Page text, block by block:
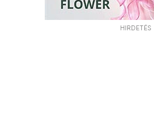
HIRDETÉS